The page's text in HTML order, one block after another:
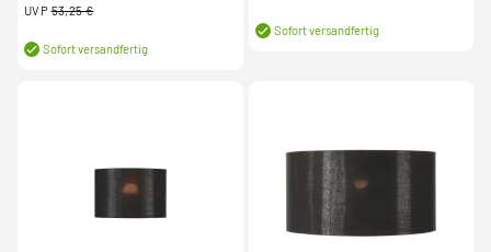
UVP 53,25 €
Sofort versandfertig
Sofort versandfertig